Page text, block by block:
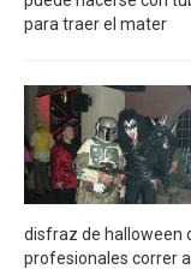
para traer el mater
disfraz de halloween
profesionales correr